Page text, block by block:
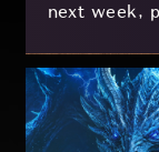
next week,
on your